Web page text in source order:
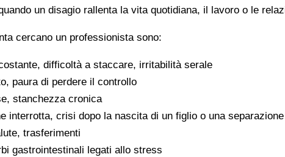
un disagio rallenta la vita quotidiana, il lavoro o le
cercano un professionista sono:
difficoltà a staccare, irritabilità serale
paura di perdere il controllo
stanchezza cronica
interrotta, crisi dopo la nascita di un figlio o una separazione
trasferimenti
gastrointestinali legati allo stress